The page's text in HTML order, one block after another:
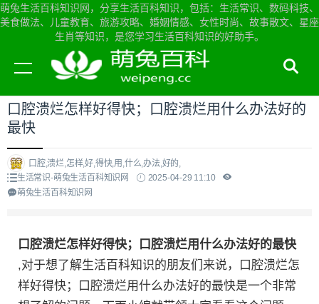
萌兔生活百科知识网，分享生活百科知识，包括：生活常识、数码科技、
美食做法、儿童教育、旅游攻略、婚姻情感、女性时尚、故事散文、星座
生肖等知识，是您学习生活百科知识的好助手。
当前位置： 萌兔生活百科知识网首页>生活常识
口腔溃烂怎样好得快；口腔溃烂用什么办法好的
最快
口腔,溃烂,怎样,好,得快,用,什么,办法,好的,
生活常识-萌兔生活百科知识网
2025-04-29 11:10
萌兔生活百科知识网
口腔溃烂怎样好得快；口腔溃烂用什么办法好的最快
,对于想了解生活百科知识的朋友们来说，口腔溃烂怎
样好得快；口腔溃烂用什么办法好的最快是一个非常